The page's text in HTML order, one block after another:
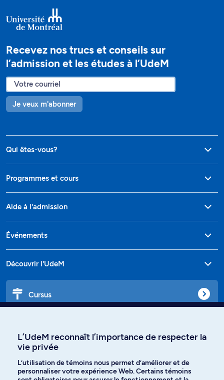
Recevez nos trucs et conseils sur
l’admission et les études à l’UdeM
Je veux m'abonner
Qui êtes-vous?
Programmes et cours
Aide à l'admission
Événements
Découvrir l'UdeM
Cursus
Langues
L’UdeM reconnaît l’importance de respecter la
vie privée
L’utilisation de témoins nous permet d’améliorer et de
personnaliser votre expérience Web. Certains témoins